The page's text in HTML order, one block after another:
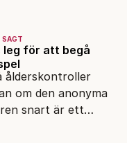
SAGT
leg för att begå
ålderskontroller
om den anonyma
snart är ett